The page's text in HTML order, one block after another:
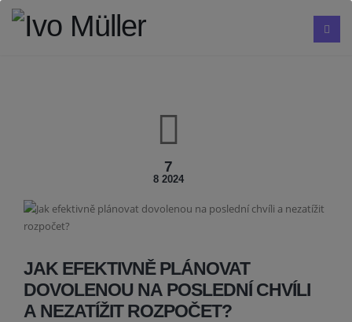
7
8 2024
JAK EFEKTIVNĚ PLÁNOVAT
DOVOLENOU NA POSLEDNÍ CHVÍLI
A NEZATÍŽIT ROZPOČET?